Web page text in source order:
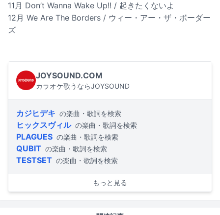
11月 Don’t Wanna Wake Up!! / 起きたくないよ
12月 We Are The Borders / ウィー・アー・ザ・ボーダー
ズ
JOYSOUND.COM
カラオケ歌うならJOYSOUND
カジヒデキ の楽曲・歌詞を検索
ヒックスヴィル の楽曲・歌詞を検索
PLAGUES の楽曲・歌詞を検索
QUBIT の楽曲・歌詞を検索
TESTSET の楽曲・歌詞を検索
もっと見る